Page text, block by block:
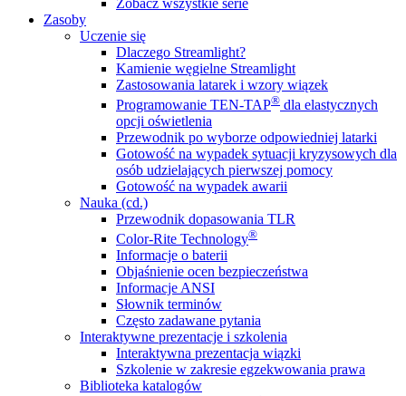
Zasoby
Uczenie się
Dlaczego Streamlight?
Kamienie węgielne Streamlight
Zastosowania latarek i wzory wiązek
Programowanie TEN-TAP® dla elastycznych
opcji oświetlenia
Przewodnik po wyborze odpowiedniej latarki
Gotowość na wypadek sytuacji kryzysowych dla
osób udzielających pierwszej pomocy
Gotowość na wypadek awarii
Nauka (cd.)
Przewodnik dopasowania TLR
Color-Rite Technology®
Informacje o baterii
Objaśnienie ocen bezpieczeństwa
Informacje ANSI
Słownik terminów
Często zadawane pytania
Interaktywne prezentacje i szkolenia
Interaktywna prezentacja wiązki
Szkolenie w zakresie egzekwowania prawa
Biblioteka katalogów